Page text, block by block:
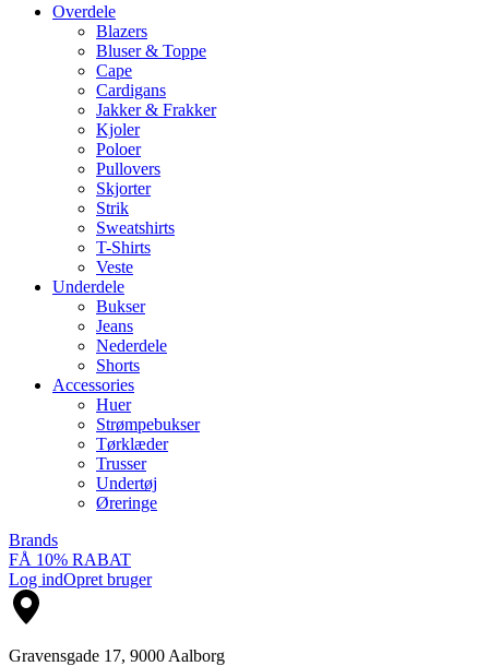
Overdele
Blazers
Bluser & Toppe
Cape
Cardigans
Jakker & Frakker
Kjoler
Poloer
Pullovers
Skjorter
Strik
Sweatshirts
T-Shirts
Veste
Underdele
Bukser
Jeans
Nederdele
Shorts
Accessories
Huer
Strømpebukser
Tørklæder
Trusser
Undertøj
Øreringe
Brands
FÅ 10% RABAT
Log indOpret bruger
Gravensgade 17, 9000 Aalborg